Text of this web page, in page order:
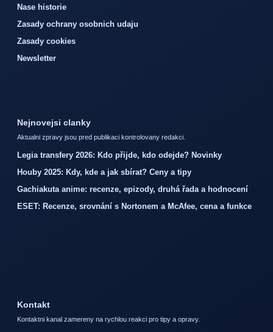
Nase historie
Zasady ochrany osobnich udaju
Zasady cookies
Newsletter
Nejnovejsi clanky
Aktualni zpravy jsou pred publikaci kontrolovany redakci.
Legia transfery 2026: Kdo přijde, kdo odejde? Novinky
Houby 2025: Kdy, kde a jak sbírat? Ceny a tipy
Gachiakuta anime: recenze, epizody, druhá řada a hodnocení
ESET: Recenze, srovnání s Nortonem a McAfee, cena a funkce
Kontakt
Kontaktni kanal zamereny na rychlou reakci pro tipy a opravy.